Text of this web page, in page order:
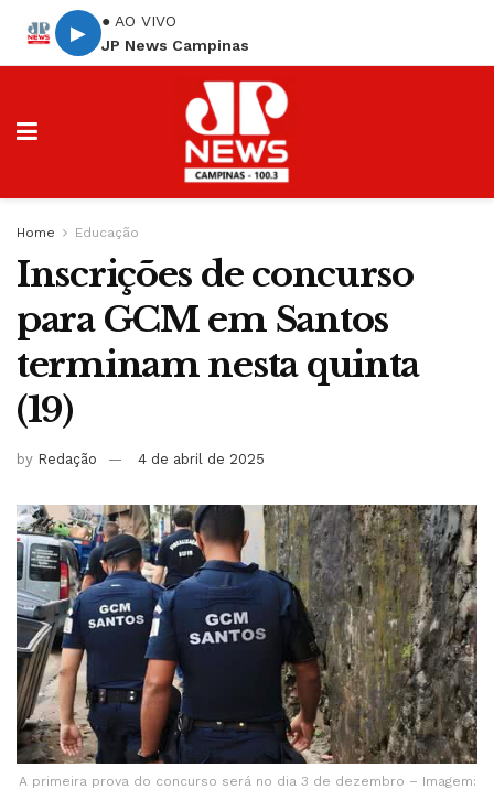
▶
● AO VIVO
JP News Campinas
Home Educação
Inscrições de concurso
para GCM em Santos
terminam nesta quinta
(19)
by Redação 4 de abril de 2025
A primeira prova do concurso será no dia 3 de dezembro – Imagem: